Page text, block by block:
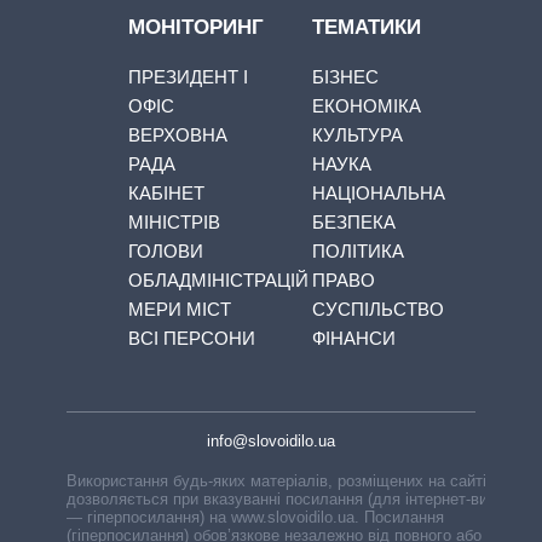
МОНІТОРИНГ
ПРЕЗИДЕНТ І
ОФІС
ВЕРХОВНА
РАДА
КАБІНЕТ
МІНІСТРІВ
ГОЛОВИ
ОБЛАДМІНІСТРАЦІЙ
МЕРИ МІСТ
ВСІ ПЕРСОНИ
ТЕМАТИКИ
БІЗНЕС
ЕКОНОМІКА
КУЛЬТУРА
НАУКА
НАЦІОНАЛЬНА
БЕЗПЕКА
ПОЛІТИКА
ПРАВО
СУСПІЛЬСТВО
ФІНАНСИ
info@slovoidilo.ua
Використання будь-яких матеріалів, розміщених на сайті,
дозволяється при вказуванні посилання (для інтернет-видань
— гіперпосилання) на www.slovoidilo.ua. Посилання
(гіперпосилання) обов’язкове незалежно від повного або